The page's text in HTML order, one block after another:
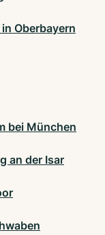
Oberbayern
bei München
an der Isar